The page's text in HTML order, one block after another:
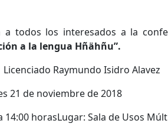
a todos los interesados a la
a la lengua Hñähñu”.
Licenciado Raymundo Isidro Alavez
21 de noviembre de 2018
14:00 horasLugar: Sala de Usos